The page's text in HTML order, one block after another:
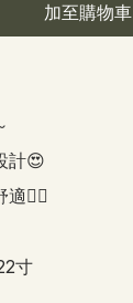
加至購物車
計😍
👍🏻
寸